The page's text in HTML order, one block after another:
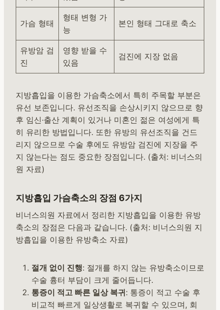
가슴 형태
형태 변형 가
능
본인 형태 그대로 축소
유방암 검
진
영향 받을 수
있음
검진에 지장 없음
지방흡입을 이용한 가슴축소에서 특히 주목할 부분은
유선 보존입니다. 유선조직을 손상시키지 않으므로 향
후 임신·출산 계획이 있거나 미혼인 젊은 여성에게 특
히 유리한 방법입니다. 또한 유방의 유선조직을 건드
리지 않으므로 수술 후에도 유방암 검진에 지장을 주
지 않는다는 점도 중요한 장점입니다. (출처: 비너스의
원 자료)
지방흡입 가슴축소의 장점 6가지
비너스의원 자료에서 정리한 지방흡입을 이용한 유방
축소의 장점은 다음과 같습니다. (출처: 비너스의원 지
방흡입을 이용한 유방축소 자료)
절개 없이 진행: 절개를 하지 않는 유방축소이므로
수술 흉터 부담이 크게 줄어듭니다.
통증이 적고 빠른 일상 복귀: 통증이 적고 수술 후
비교적 빠르게 일상생활로 복귀할 수 있으며, 회